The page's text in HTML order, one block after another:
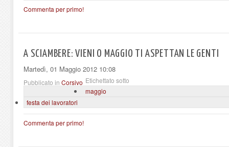
Commenta per primo!
A SCIAMBERE: VIENI O MAGGIO TI ASPETTAN LE GENTI
Martedì, 01 Maggio 2012 10:08
Pubblicato in Corsivo Etichettato sotto
maggio
festa dei lavoratori
Commenta per primo!